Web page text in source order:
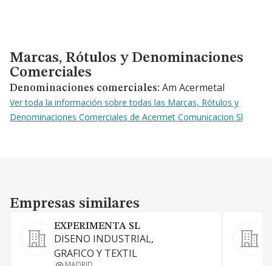
Marcas, Rótulos y Denominaciones Comerciales
Marcas, Rótulos y Denominaciones
Comerciales
Denominaciones comerciales: Am Acermetal
Ver toda la información sobre todas las Marcas, Rótulos y
Denominaciones Comerciales de Acermet Comunicacion Sl
Empresas similares
Empresas similares
EXPERIMENTA SL
DISENO INDUSTRIAL,
GRAFICO Y TEXTIL